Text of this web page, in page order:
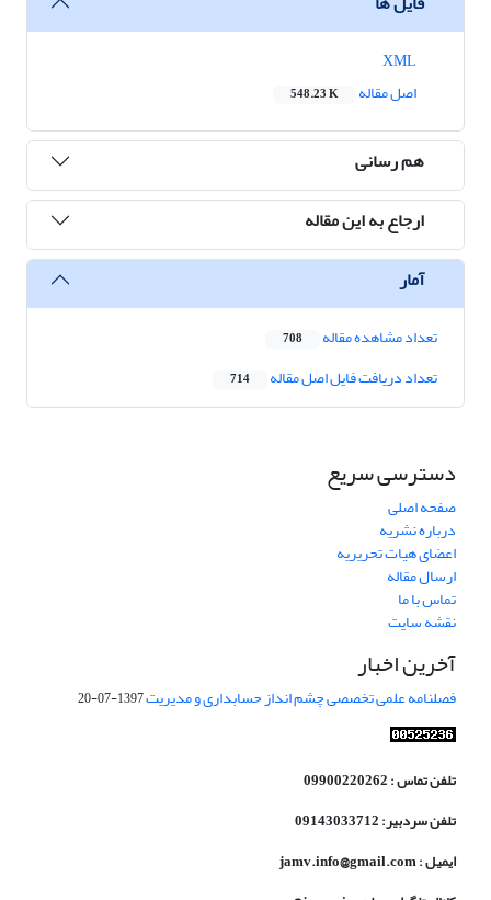
اصل مقاله
548.23 K
هم رسانی
ارجاع به این مقاله
آمار
تعداد مشاهده مقاله 708
تعداد دریافت فایل اصل مقاله 714
دسترسی سریع
صفحه اصلی
درباره نشریه
اعضای هیات تحریریه
ارسال مقاله
تماس با ما
نقشه سایت
آخرین اخبار
فصلنامه علمی تخصصی چشم انداز حسابداری و مدیریت1397-07-20
تلفن تماس : 09900220262
تلفن سردبیر: 09143033712
ایمیل : jamv.info@gmail.com